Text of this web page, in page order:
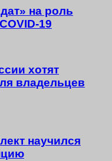
на роль
19
хотят
владельцев
научился